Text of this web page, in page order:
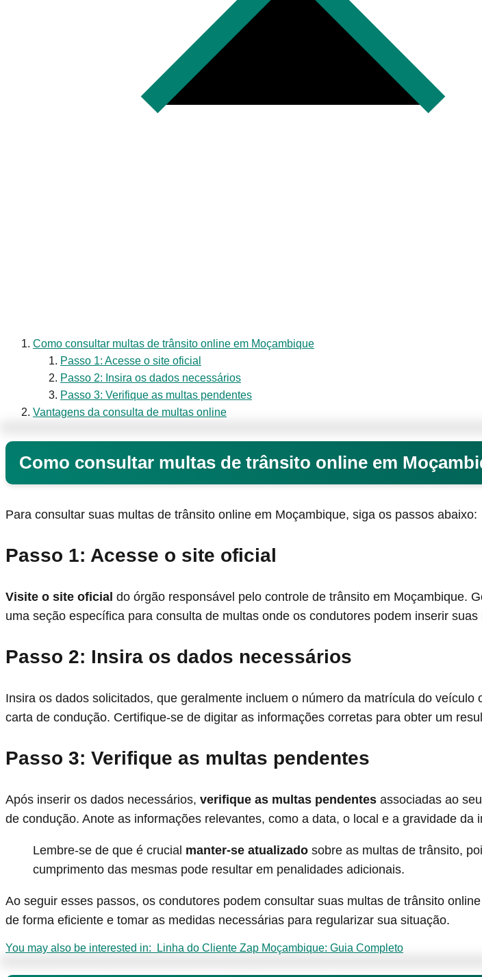
Como consultar multas de trânsito online em Moçambique
Passo 1: Acesse o site oficial
Passo 2: Insira os dados necessários
Passo 3: Verifique as multas pendentes
Vantagens da consulta de multas online
Como consultar multas de trânsito online em
Para consultar suas multas de trânsito online em Moçambique, siga os passos abaixo:
Passo 1: Acesse o site oficial
Visite o site oficial do órgão responsável pelo controle de trânsito em Moçambique.
uma seção específica para consulta de multas onde os condutores podem inserir suas
Passo 2: Insira os dados necessários
Insira os dados solicitados, que geralmente incluem o número da matrícula do veículo
carta de condução. Certifique-se de digitar as informações corretas para obter um
Passo 3: Verifique as multas pendentes
Após inserir os dados necessários, verifique as multas pendentes associadas ao
de condução. Anote as informações relevantes, como a data, o local e a gravidade da
Lembre-se de que é crucial manter-se atualizado sobre as multas de trânsito,
cumprimento das mesmas pode resultar em penalidades adicionais.
Ao seguir esses passos, os condutores podem consultar suas multas de trânsito
de forma eficiente e tomar as medidas necessárias para regularizar sua situação.
You may also be interested in: Linha do Cliente Zap Moçambique: Guia Completo